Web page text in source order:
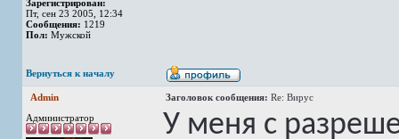
Зарегистрирован:
Пт, сен 23 2005, 12:34
Сообщения: 1219
Пол: Мужской
Вернуться к началу
Admin Заголовок сообщения: Re: Вирус
Администратор
У меня с